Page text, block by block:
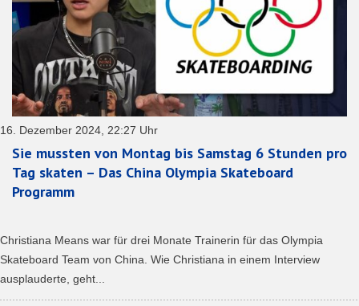
16. Dezember 2024, 22:27 Uhr
Sie mussten von Montag bis Samstag 6 Stunden pro
Tag skaten – Das China Olympia Skateboard
Programm
Christiana Means war für drei Monate Trainerin für das Olympia
Skateboard Team von China. Wie Christiana in einem Interview
ausplauderte, geht...